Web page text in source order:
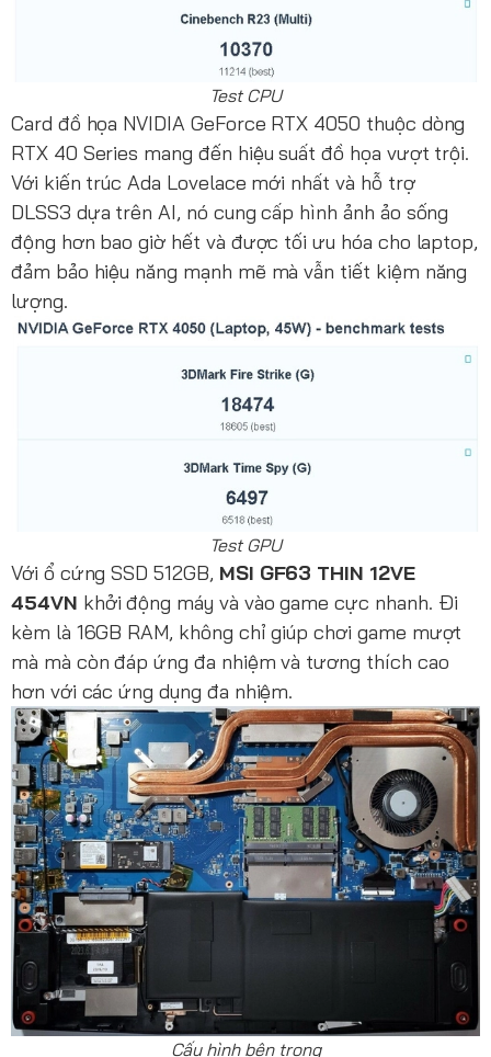
Test CPU
Card đồ họa NVIDIA GeForce RTX 4050 thuộc dòng
RTX 40 Series mang đến hiệu suất đồ họa vượt trội.
Với kiến trúc Ada Lovelace mới nhất và hỗ trợ
DLSS3 dựa trên AI, nó cung cấp hình ảnh ảo sống
động hơn bao giờ hết và được tối ưu hóa cho laptop,
đảm bảo hiệu năng mạnh mẽ mà vẫn tiết kiệm năng
lượng.
Test GPU
Với ổ cứng SSD 512GB, MSI GF63 THIN 12VE
454VN khởi động máy và vào game cực nhanh. Đi
kèm là 16GB RAM, không chỉ giúp chơi game mượt
mà mà còn đáp ứng đa nhiệm và tương thích cao
hơn với các ứng dụng đa nhiệm.
Cấu hình bên trong